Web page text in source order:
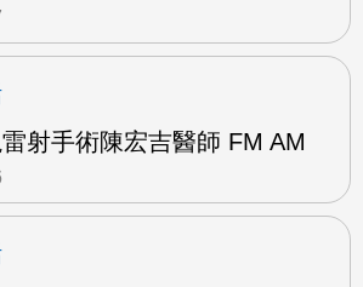
射手術陳宏吉醫師 FM AM